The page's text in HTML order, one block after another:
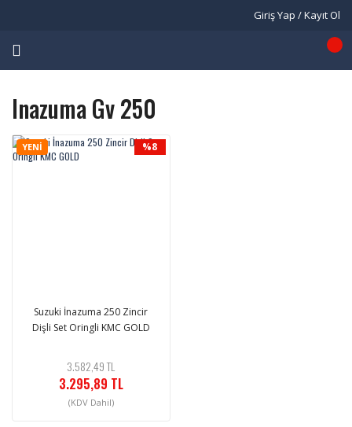
Giriş Yap / Kayıt Ol
Inazuma Gv 250
YENİ
Suzuki İnazuma 250 Zincir
Dişli Set Oringli KMC GOLD
%8
3.582,49 TL
3.295,89 TL
(KDV Dahil)